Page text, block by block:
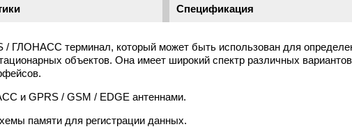
Спецификация
ГЛОНАСС терминал, который может быть использован для
объектов. Она имеет широкий спектр различных
и GPRS / GSM / EDGE антеннами.
памяти для регистрации данных.